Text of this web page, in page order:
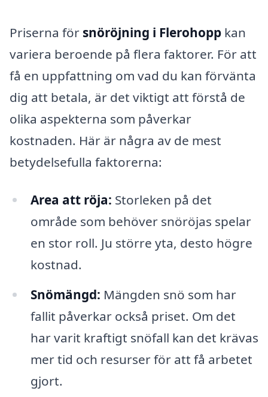
Priserna för snöröjning i Flerohopp kan
variera beroende på flera faktorer. För att
få en uppfattning om vad du kan förvänta
dig att betala, är det viktigt att förstå de
olika aspekterna som påverkar
kostnaden. Här är några av de mest
betydelsefulla faktorerna:
Area att röja: Storleken på det
område som behöver snöröjas spelar
en stor roll. Ju större yta, desto högre
kostnad.
Snömängd: Mängden snö som har
fallit påverkar också priset. Om det
har varit kraftigt snöfall kan det krävas
mer tid och resurser för att få arbetet
gjort.